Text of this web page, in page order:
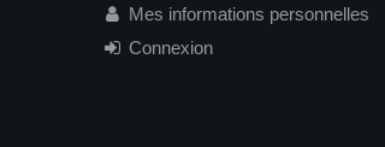
Mes informations personnelles
Connexion